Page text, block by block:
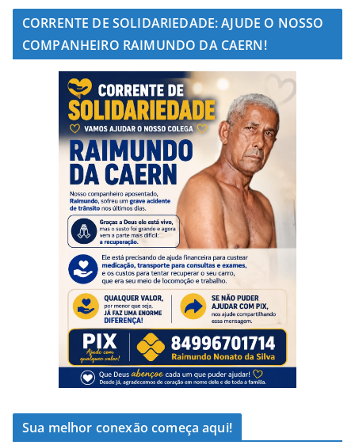
CORRENTE DE SOLIDARIEDADE: AJUDE O NOSSO
COMPANHEIRO RAIMUNDO DA CAERN!
Sua melhor conexão começa aqui!